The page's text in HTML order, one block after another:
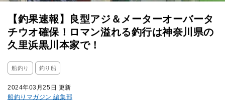
【釣果速報】良型アジ＆メーターオーバータ
チウオ確保！ロマン溢れる釣行は神奈川県の
久里浜黒川本家で！
船釣り 釣り船
2024年03月25日 更新
船釣りマガジン 編集部